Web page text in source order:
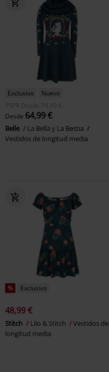
Exclusivo
Nuevo
PVPR
Desde 74,99 €
Desde 64,99 €
Belle
La Bella y La Bestia
Vestidos de longitud media
% Exclusivo
48,99 €
Stitch Lilo & Stitch
Vestidos de
longitud media